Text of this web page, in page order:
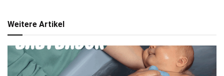
Weitere Artikel